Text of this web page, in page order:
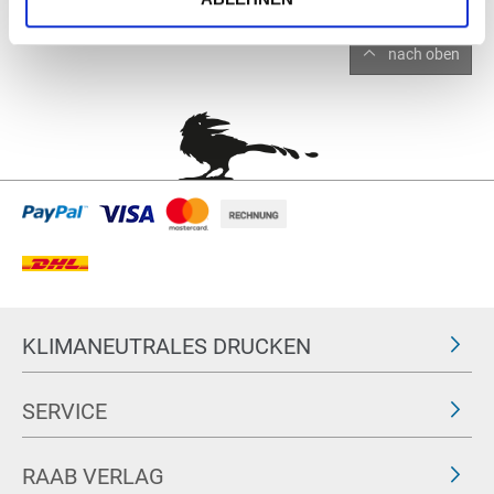
nach oben
KLIMANEUTRALES DRUCKEN
SERVICE
RAAB VERLAG